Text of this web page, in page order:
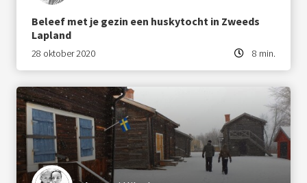
Beleef met je gezin een huskytocht in Zweeds
Lapland
28 oktober 2020 8 min.